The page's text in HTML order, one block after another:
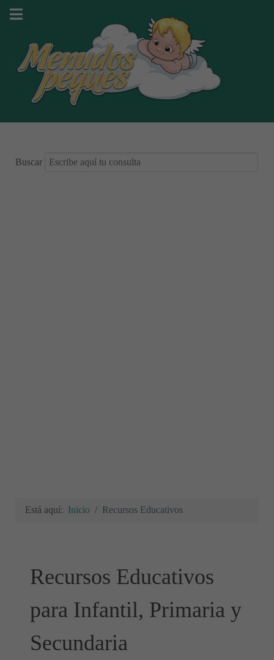
Buscar
Está aquí: Inicio Recursos Educativos
Recursos Educativos
para Infantil, Primaria y
Secundaria